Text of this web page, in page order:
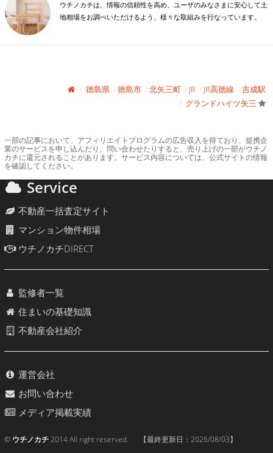
ウチノカチは、情報の信頼性を高め、ユーザのみなさまに安心して土
地相場をお調べいただけるよう、様々な取組みを行なっています。
徳島県 徳島市 北矢三町 JR JR高徳線
吉成駅
グランドハイツ矢三
一部の記事において、アフィリエイトプログラムの広告収入を得ており、提携企
業のサービスを申し込んだり、問い合わせたりすると、売り上げの一部がウチノ
カチに還元されることがあります。サービス内容については、公式サイトの情報
を確認してください。
Service
不動産一括査定サイト
マンション物件相場
ウチノカチDIRECT
監修者一覧
住まいの基礎知識
不動産会社紹介
運営会社
お問い合わせ
メディア掲載実績
© ウチノカチ2014 All right reserved. 【最終更新日： 2026/08/03】